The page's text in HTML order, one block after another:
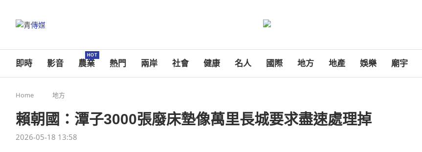
即時 影音 農業
HOT
熱門 兩岸 社會 健康 名人 國際 地方 地產 娛樂 廟宇
Home 地方
賴朝國：潭子3000張廢床墊像萬里長城要求盡速處理掉
2026-05-18 13:58